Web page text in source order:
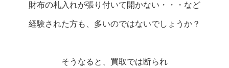
財布の札入れが張り付いて開かない・・・など
経験された方も、多いのではないでしょうか？
そうなると、買取では断られ